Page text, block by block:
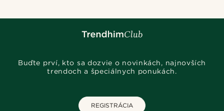
Buďte prví, kto sa dozvie o novinkách, najnovších
trendoch a špeciálnych ponukách.
REGISTRÁCIA